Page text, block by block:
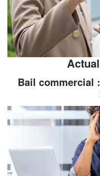
Bail commercial